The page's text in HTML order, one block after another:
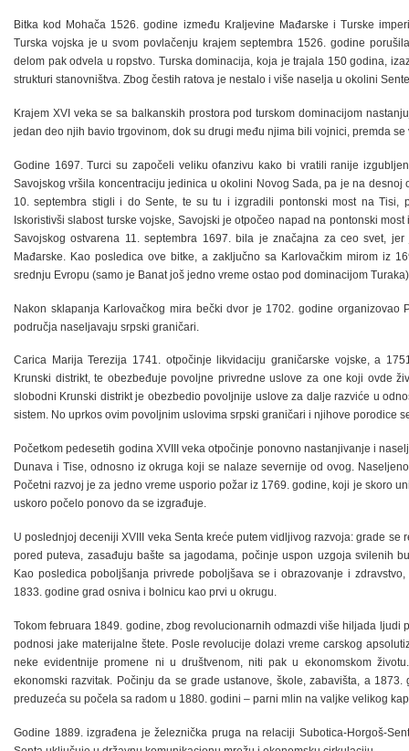
Bitka kod Mohača 1526. godine između Kraljevine Mađarske i Turske
Turska vojska je u svom povlačenju krajem septembra 1526. godine
delom pak odvela u ropstvo. Turska dominacija, koja je trajala 150 godina,
strukturi stanovništva. Zbog čestih ratova je nestalo i više naselja u okolini
Krajem XVI veka se sa balkanskih prostora pod turskom dominacijom
jedan deo njih bavio trgovinom, dok su drugi među njima bili vojnici, premda
Godine 1697. Turci su započeli veliku ofanzivu kako bi vratili ranije
Savojskog vršila koncentraciju jedinica u okolini Novog Sada, pa je na desnoj
10. septembra stigli i do Sente, te su tu i izgradili pontonski most na Tisi,
Iskoristivši slabost turske vojske, Savojski je otpočeo napad na pontonski
Savojskog ostvarena 11. septembra 1697. bila je značajna za ceo svet,
Mađarske. Kao posledica ove bitke, a zaključno sa Karlovačkim mirom iz
srednju Evropu (samo je Banat još jedno vreme ostao pod dominacijom
Nakon sklapanja Karlovačkog mira bečki dvor je 1702. godine
područja naseljavaju srpski graničari.
Carica Marija Terezija 1741. otpočinje likvidaciju graničarske vojske, a
Krunski distrikt, te obezbeđuje povoljne privredne uslove za one koji ovde
slobodni Krunski distrikt je obezbedio povoljnije uslove za dalje razviće u
sistem. No uprkos ovim povoljnim uslovima srpski graničari i njihove porodice
Početkom pedesetih godina XVIII veka otpočinje ponovno nastanjivanje i
Dunava i Tise, odnosno iz okruga koji se nalaze severnije od ovog.
Početni razvoj je za jedno vreme usporio požar iz 1769. godine, koji je skoro
uskoro počelo ponovo da se izgrađuje.
U poslednjoj deceniji XVIII veka Senta kreće putem vidljivog razvoja: grade se
pored puteva, zasađuju bašte sa jagodama, počinje uspon uzgoja svilenih
Kao posledica poboljšanja privrede poboljšava se i obrazovanje i
1833. godine grad osniva i bolnicu kao prvi u okrugu.
Tokom februara 1849. godine, zbog revolucionarnih odmazdi više hiljada ljudi
podnosi jake materijalne štete. Posle revolucije dolazi vreme carskog
neke evidentnije promene ni u društvenom, niti pak u ekonomskom
ekonomski razvitak. Počinju da se grade ustanove, škole, zabavišta, a
preduzeća su počela sa radom u 1880. godini – parni mlin na valjke velikog
Godine 1889. izgrađena je železnička pruga na relaciji Subotica-Horgoš-